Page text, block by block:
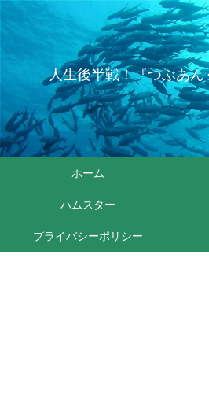
人生後半戦！『つぶあ
ホーム
ハムスター
プライバシーポリシー